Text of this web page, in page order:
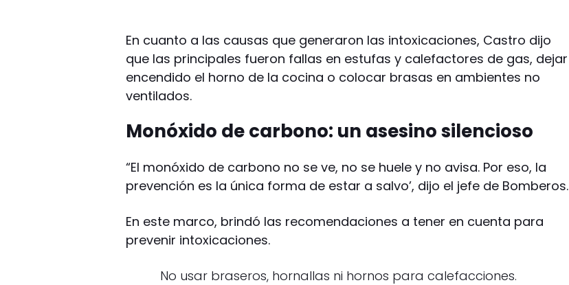
En cuanto a las causas que generaron las intoxicaciones, Castro dijo
que las principales fueron fallas en estufas y calefactores de gas, dejar
encendido el horno de la cocina o colocar brasas en ambientes no
ventilados.
Monóxido de carbono: un asesino silencioso
“El monóxido de carbono no se ve, no se huele y no avisa. Por eso, la
prevención es la única forma de estar a salvo’, dijo el jefe de Bomberos.
En este marco, brindó las recomendaciones a tener en cuenta para
prevenir intoxicaciones.
No usar braseros, hornallas ni hornos para calefacciones.